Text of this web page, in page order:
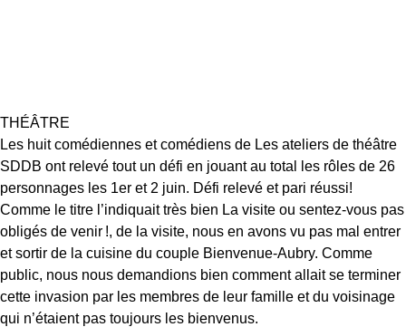
THÉÂTRE
Les huit comédiennes et comédiens de Les ateliers de théâtre
SDDB ont relevé tout un défi en jouant au total les rôles de 26
personnages les 1er et 2 juin. Défi relevé et pari réussi!
Comme le titre l’indiquait très bien La visite ou sentez-vous pas
obligés de venir !, de la visite, nous en avons vu pas mal entrer
et sortir de la cuisine du couple Bienvenue-Aubry. Comme
public, nous nous demandions bien comment allait se terminer
cette invasion par les membres de leur famille et du voisinage
qui n’étaient pas toujours les bienvenus.